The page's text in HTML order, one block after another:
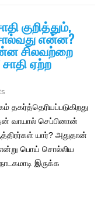
குறித்தும்,
என்ன?
சிலவற்றை
ஏற்ற
தகர்த்தெரியப்படுகிறது
வாயால் செப்பினான்
யார்? அதுதான்
என்று பொய் சொல்லிய
இருக்க